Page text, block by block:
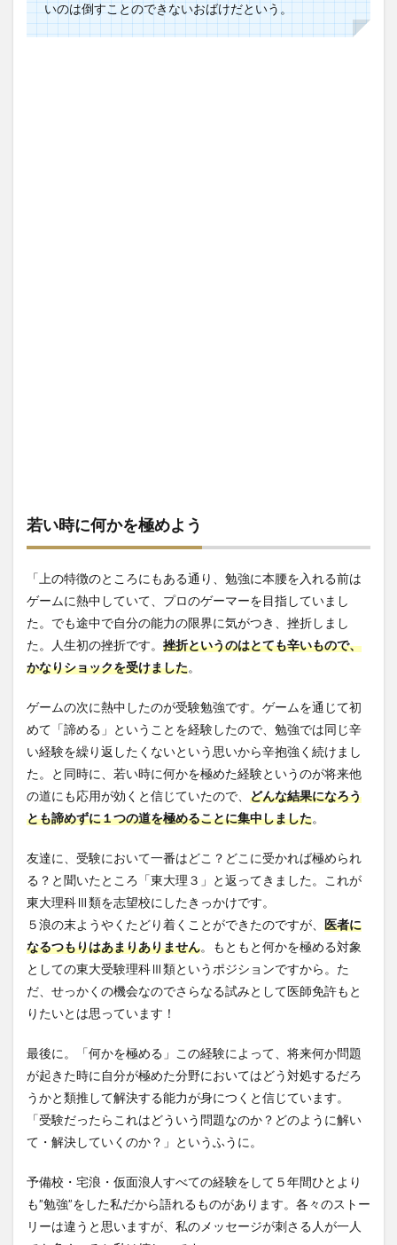
いのは倒すことのできないおばけだという。
若い時に何かを極めよう
「上の特徴のところにもある通り、勉強に本腰を入れる前は
ゲームに熱中していて、プロのゲーマーを目指していまし
た。でも途中で自分の能力の限界に気がつき、挫折しまし
た。人生初の挫折です。 挫折というのはとても辛いもので、
かなりショックを受けました。
ゲームの次に熱中したのが受験勉強です。ゲームを通じて初
めて「諦める」ということを経験したので、勉強では同じ辛
い経験を繰り返したくないという思いから辛抱強く続けまし
た。と同時に、若い時に何かを極めた経験というのが将来他
の道にも応用が効くと信じていたので、 どんな結果になろう
とも諦めずに１つの道を極めることに集中しました。
友達に、受験において一番はどこ？どこに受かれば極められ
る？と聞いたところ「東大理３」と返ってきました。これが
東大理科Ⅲ類を志望校にしたきっかけです。
５浪の末ようやくたどり着くことができたのですが、 医者に
なるつもりはあまりありません。もともと何かを極める対象
としての東大受験理科Ⅲ類というポジションですから。た
だ、せっかくの機会なのでさらなる試みとして医師免許もと
りたいとは思っています！
最後に。「何かを極める」この経験によって、将来何か問題
が起きた時に自分が極めた分野においてはどう対処するだろ
うかと類推して解決する能力が身につくと信じています。
「受験だったらこれはどういう問題なのか？ どのように解い
て・解決していくのか？」というふうに。
予備校・宅浪・仮面浪人すべての経験をして５年間ひとより
も”勉強”をした私だから語れるものがあります。各々のストー
リーは違うと思いますが、私のメッセージが刺さる人が一人